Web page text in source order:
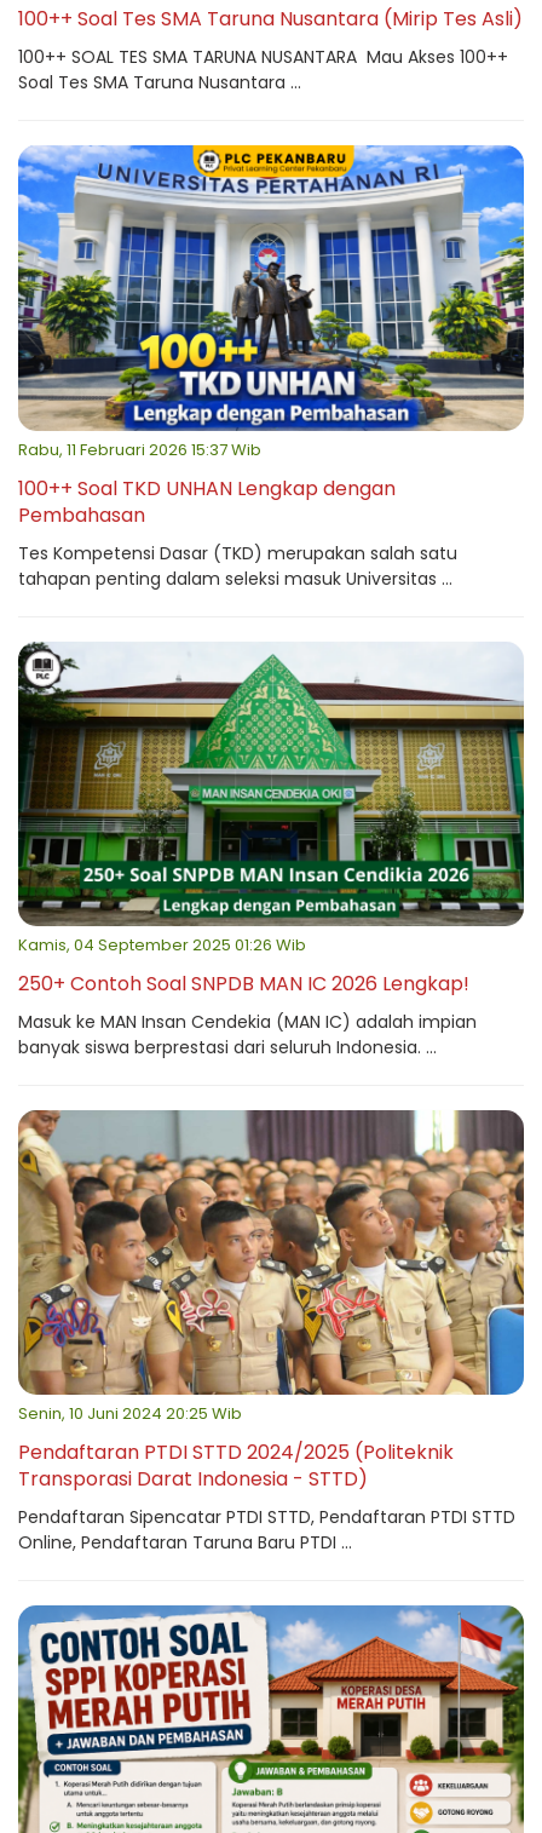
100++ Soal Tes SMA Taruna Nusantara (Mirip Tes Asli)
100++ SOAL TES SMA TARUNA NUSANTARA Mau Akses 100++
Soal Tes SMA Taruna Nusantara ...
Rabu, 11 Februari 2026 15:37 Wib
100++ Soal TKD UNHAN Lengkap dengan
Pembahasan
Tes Kompetensi Dasar (TKD) merupakan salah satu
tahapan penting dalam seleksi masuk Universitas ...
Kamis, 04 September 2025 01:26 Wib
250+ Contoh Soal SNPDB MAN IC 2026 Lengkap!
Masuk ke MAN Insan Cendekia (MAN IC) adalah impian
banyak siswa berprestasi dari seluruh Indonesia. ...
Senin, 10 Juni 2024 20:25 Wib
Pendaftaran PTDI STTD 2024/2025 (Politeknik
Transporasi Darat Indonesia - STTD)
Pendaftaran Sipencatar PTDI STTD, Pendaftaran PTDI STTD
Online, Pendaftaran Taruna Baru PTDI ...